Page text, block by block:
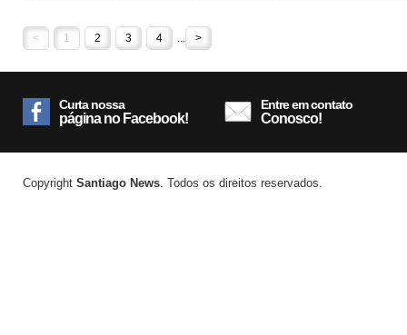
< 1 2 3 4 ... >
Curta nossa
página no Facebook!
Entre em contato
Conosco!
Copyright Santiago News. Todos os direitos reservados.